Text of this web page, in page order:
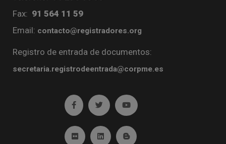
Fax: 91 564 11 59
Email: contacto@registradores.org
Registro de entrada de documentos:
secretaria.registrodeentrada@corpme.es
Ir a facebook (abre en ventana nueva)
Ir a twitter (abre en ventana nueva)
Ir a YouTube (abre en
Ir a Flickr (abre en ventana nueva)
Ir a Linkedin (abre en ventana nueva)
Ir al Blog (abre en ventana